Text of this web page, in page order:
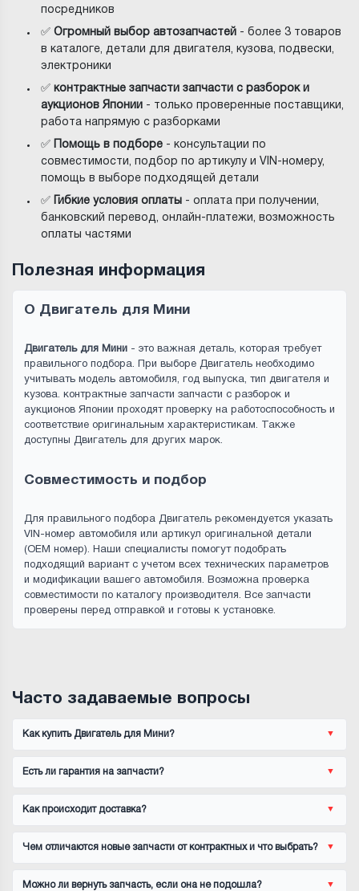
посредников
✅Огромный выбор автозапчастей - более 3 товаров
в каталоге, детали для двигателя, кузова, подвески,
электроники
✅ контрактные запчасти запчасти с разборок и
аукционов Японии - только проверенные поставщики,
работа напрямую с разборками
✅ Помощь в подборе - консультации по
совместимости, подбор по артикулу и VIN-номеру,
помощь в выборе подходящей детали
✅ Гибкие условия оплаты - оплата при получении,
банковский перевод, онлайн-платежи, возможность
оплаты частями
Полезная информация
О Двигатель для Мини
Двигатель для Мини - это важная деталь, которая требует
правильного подбора. При выборе Двигатель необходимо
учитывать модель автомобиля, год выпуска, тип двигателя и
кузова. контрактные запчасти запчасти с разборок и
аукционов Японии проходят проверку на работоспособность и
соответствие оригинальным характеристикам. Также
доступны Двигатель для других марок.
Совместимость и подбор
Для правильного подбора Двигатель рекомендуется указать
VIN-номер автомобиля или артикул оригинальной детали
(OEM номер). Наши специалисты помогут подобрать
подходящий вариант с учетом всех технических параметров
и модификации вашего автомобиля. Возможна проверка
совместимости по каталогу производителя. Все запчасти
проверены перед отправкой и готовы к установке.
Часто задаваемые вопросы
Как купить Двигатель для Мини?
Есть ли гарантия на запчасти?
Как происходит доставка?
Чем отличаются новые запчасти от контрактных и что выбрать?
Можно ли вернуть запчасть, если она не подошла?